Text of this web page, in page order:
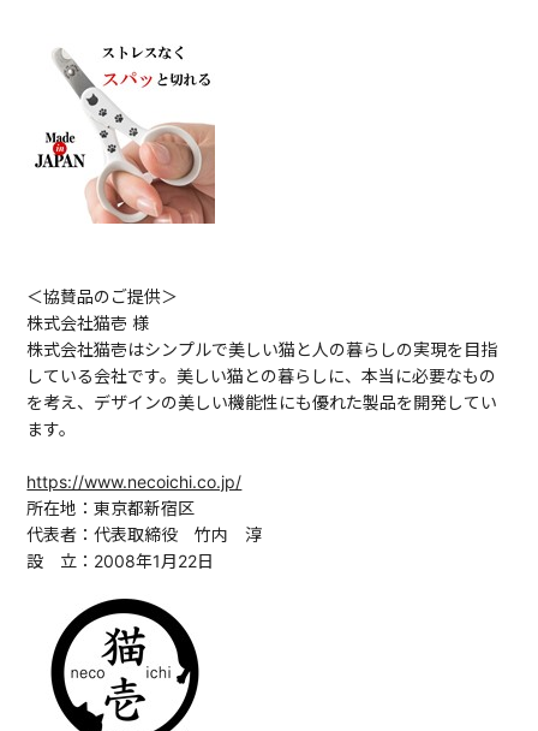
＜協賛品のご提供＞
株式会社猫壱 様
株式会社猫壱はシンプルで美しい猫と人の暮らしの実現を目指
している会社です。美しい猫との暮らしに、本当に必要なもの
を考え、デザインの美しい機能性にも優れた製品を開発してい
ます。
https://www.necoichi.co.jp/
所在地：東京都新宿区
代表者：代表取締役 竹内 淳
設 立：2008年1月22日